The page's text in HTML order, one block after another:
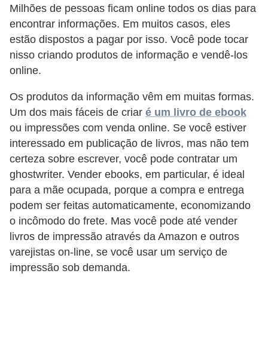
Milhões de pessoas ficam online todos os dias para
encontrar informações. Em muitos casos, eles
estão dispostos a pagar por isso. Você pode tocar
nisso criando produtos de informação e vendê-los
online.
Os produtos da informação vêm em muitas formas.
Um dos mais fáceis de criar é um livro de ebook
ou impressões com venda online. Se você estiver
interessado em publicação de livros, mas não tem
certeza sobre escrever, você pode contratar um
ghostwriter. Vender ebooks, em particular, é ideal
para a mãe ocupada, porque a compra e entrega
podem ser feitas automaticamente, economizando
o incômodo do frete. Mas você pode até vender
livros de impressão através da Amazon e outros
varejistas on-line, se você usar um serviço de
impressão sob demanda.
o
t
r
a
a
l
h
i
s
t
a
e
M
T